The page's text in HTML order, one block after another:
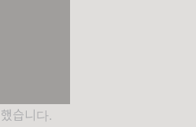
습니다.